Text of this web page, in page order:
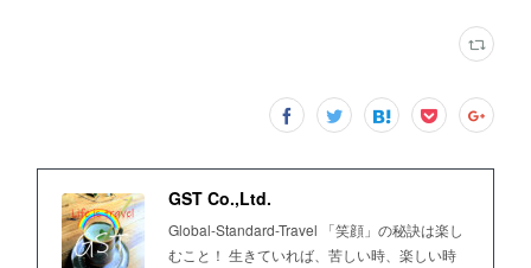
GST Co.,Ltd.
Global-Standard-Travel 「笑顔」の秘訣は楽し
むこと！ 生きていれば、苦しい時、楽しい時